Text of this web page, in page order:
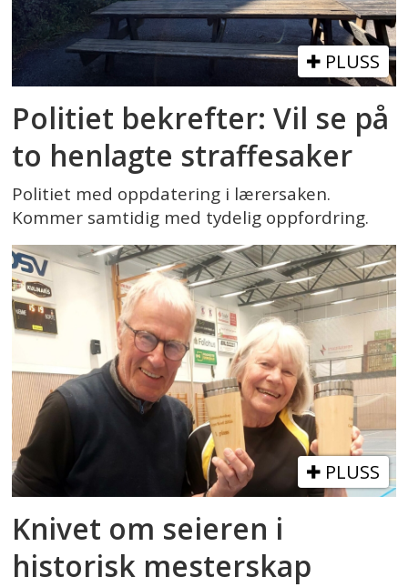
PLUSS
Politiet bekrefter: Vil se på
to henlagte straffesaker
Politiet med oppdatering i lærersaken.
Kommer samtidig med tydelig oppfordring.
PLUSS
Knivet om seieren i
historisk mesterskap